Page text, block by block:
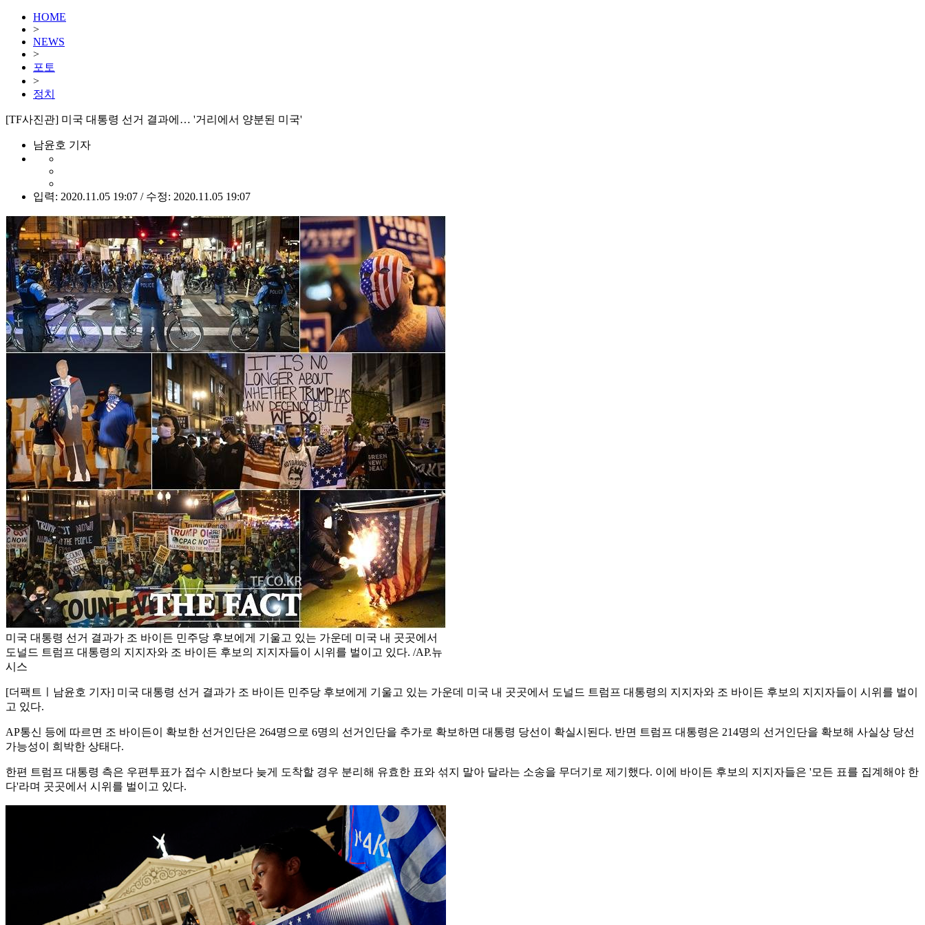
HOME
>
NEWS
>
포토
>
정치
[TF사진관] 미국 대통령 선거 결과에… '거리에서 양분된 미국'
남윤호 기자
입력: 2020.11.05 19:07 / 수정: 2020.11.05 19:07
미국 대통령 선거 결과가 조 바이든 민주당 후보에게 기울고 있는 가운데 미국 내 곳곳에서
도널드 트럼프 대통령의 지지자와 조 바이든 후보의 지지자들이 시위를 벌이고 있다. /AP.뉴
시스
[더팩트ㅣ남윤호 기자] 미국 대통령 선거 결과가 조 바이든 민주당 후보에게 기울고 있는 가운데 미국 내 곳곳에서 도널드 트럼프 대통령의 지지자와 조 바이든 후보의 지지자들이 시위를 벌이
고 있다.
AP통신 등에 따르면 조 바이든이 확보한 선거인단은 264명으로 6명의 선거인단을 추가로 확보하면 대통령 당선이 확실시된다. 반면 트럼프 대통령은 214명의 선거인단을 확보해 사실상 당선
가능성이 희박한 상태다.
한편 트럼프 대통령 측은 우편투표가 접수 시한보다 늦게 도착할 경우 분리해 유효한 표와 섞지 말아 달라는 소송을 무더기로 제기했다. 이에 바이든 후보의 지지자들은 '모든 표를 집계해야 한
다'라며 곳곳에서 시위를 벌이고 있다.